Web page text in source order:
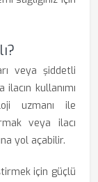
veya şiddetli
kullanımı
uzmanı ile
veya ilacı
yol açabilir.
için güçlü